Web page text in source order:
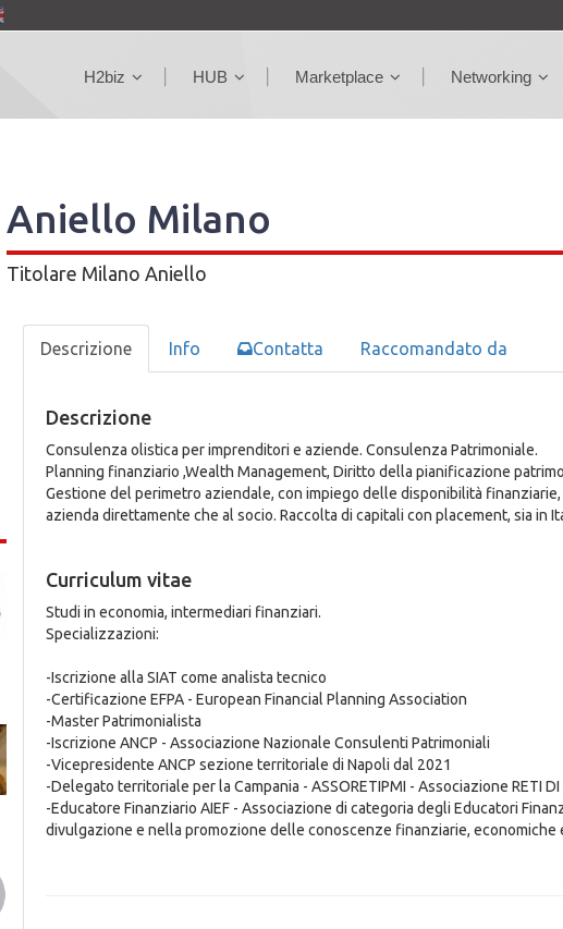
H2biz HUB Marketplace Networking
Aniello Milano
Titolare Milano Aniello
Descrizione Info Contatta Raccomandato da
Descrizione
Consulenza olistica per imprenditori e aziende. Consulenza Patrimoniale.
Planning finanziario ,Wealth Management, Diritto della pianificazione
Gestione del perimetro aziendale, con impiego delle disponibilità
azienda direttamente che al socio. Raccolta di capitali con placement, sia in
Curriculum vitae
Studi in economia, intermediari finanziari.
Specializzazioni:
-Iscrizione alla SIAT come analista tecnico
-Certificazione EFPA - European Financial Planning Association
-Master Patrimonialista
-Iscrizione ANCP - Associazione Nazionale Consulenti Patrimoniali
-Vicepresidente ANCP sezione territoriale di Napoli dal 2021
-Delegato territoriale per la Campania - ASSORETIPMI - Associazione RETI DI
-Educatore Finanziario AIEF - Associazione di categoria degli Educatori
divulgazione e nella promozione delle conoscenze finanziarie, economiche